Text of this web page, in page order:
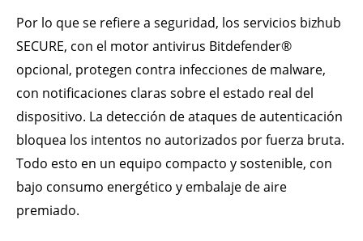
Por lo que se refiere a seguridad, los servicios bizhub
SECURE, con el motor antivirus Bitdefender®
opcional, protegen contra infecciones de malware,
con notificaciones claras sobre el estado real del
dispositivo. La detección de ataques de autenticación
bloquea los intentos no autorizados por fuerza bruta.
Todo esto en un equipo compacto y sostenible, con
bajo consumo energético y embalaje de aire
premiado.